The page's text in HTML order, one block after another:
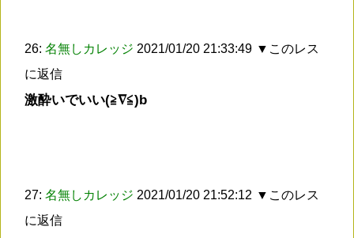
26: 名無しカレッジ 2021/01/20 21:33:49 ▼このレス
に返信
激酔いでいい(≧∇≦)b
27: 名無しカレッジ 2021/01/20 21:52:12 ▼このレス
に返信